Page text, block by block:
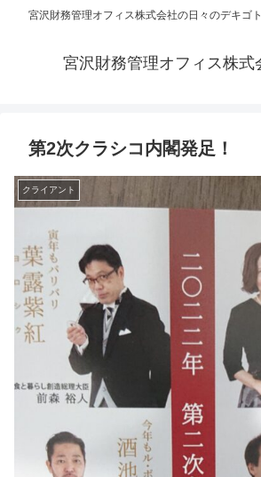
宮沢財務管理オフィス株式会社の日々のデキゴ
宮沢財務管理オフィス株式
第2次クラシコ内閣発足！
クライアント